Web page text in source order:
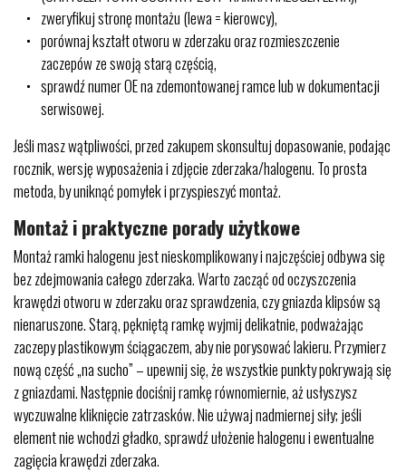
zweryfikuj stronę montażu (lewa = kierowcy),
porównaj kształt otworu w zderzaku oraz rozmieszczenie
zaczepów ze swoją starą częścią,
sprawdź numer OE na zdemontowanej ramce lub w dokumentacji
serwisowej.
Jeśli masz wątpliwości, przed zakupem skonsultuj dopasowanie, podając
rocznik, wersję wyposażenia i zdjęcie zderzaka/halogenu. To prosta
metoda, by uniknąć pomyłek i przyspieszyć montaż.
Montaż i praktyczne porady użytkowe
Montaż ramki halogenu jest nieskomplikowany i najczęściej odbywa się
bez zdejmowania całego zderzaka. Warto zacząć od oczyszczenia
krawędzi otworu w zderzaku oraz sprawdzenia, czy gniazda klipsów są
nienaruszone. Starą, pękniętą ramkę wyjmij delikatnie, podważając
zaczepy plastikowym ściągaczem, aby nie porysować lakieru. Przymierz
nową część „na sucho” – upewnij się, że wszystkie punkty pokrywają się
z gniazdami. Następnie dociśnij ramkę równomiernie, aż usłyszysz
wyczuwalne kliknięcie zatrzasków. Nie używaj nadmiernej siły; jeśli
element nie wchodzi gładko, sprawdź ułożenie halogenu i ewentualne
zagięcia krawędzi zderzaka.